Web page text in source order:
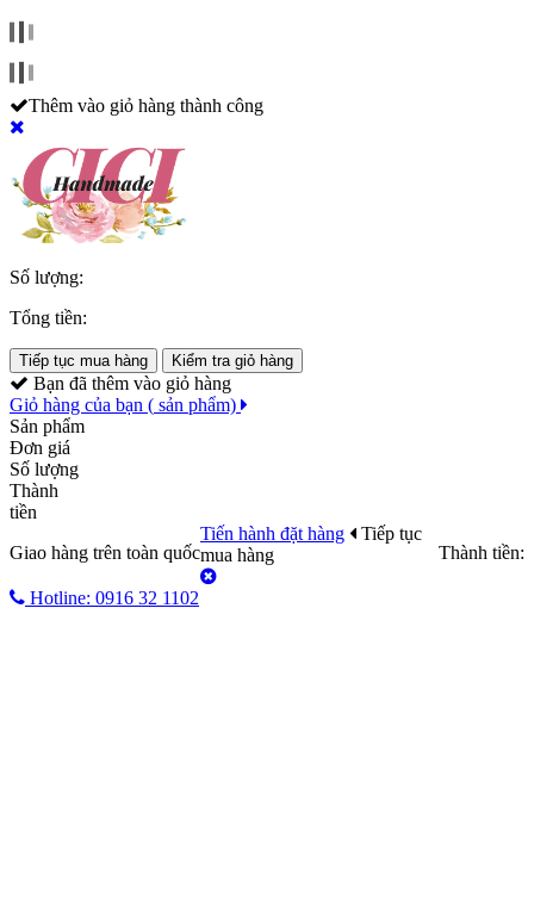
Thêm vào giỏ hàng thành công
Số lượng:
Tổng tiền:
Tiếp tục mua hàng Kiểm tra giỏ hàng
Bạn đã thêm vào giỏ hàng
Giỏ hàng của bạn ( sản phẩm)
Sản phẩm
Đơn giá
Số lượng
Thành
tiền
Giao hàng trên toàn quốc
Thành tiền:
Tiến hành đặt hàng
Tiếp tục
mua hàng
Hotline: 0916 32 1102